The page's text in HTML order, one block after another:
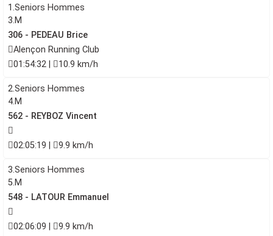
1.Seniors Hommes
3.M
306 - PEDEAU Brice
Alençon Running Club
01:54:32 |
10.9 km/h
2.Seniors Hommes
4.M
562 - REYBOZ Vincent
02:05:19 | 9.9 km/h
3.Seniors Hommes
5.M
548 - LATOUR Emmanuel
02:06:09 | 9.9 km/h